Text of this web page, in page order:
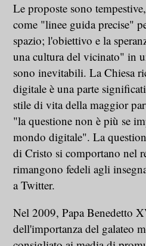
Le proposte sono
come "linee guida precise"
spazio; l'obiettivo e la
una cultura del vicinato" in
sono inevitabili. La Chiesa
digitale è una parte
stile di vita della maggior
"la questione non è più se
mondo digitale". La
di Cristo si comportano nel
rimangono fedeli agli
a Twitter.
Nel 2009, Papa Benedetto
dell'importanza del galateo